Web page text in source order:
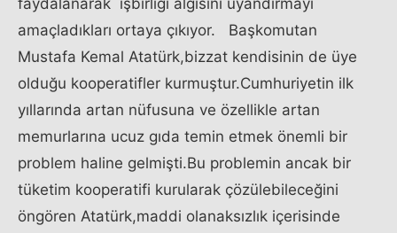
faydalanarak işbirliği algısını uyandırmayı
amaçladıkları ortaya çıkıyor. Başkomutan
Mustafa Kemal Atatürk,bizzat kendisinin de üye
olduğu kooperatifler kurmuştur.Cumhuriyetin ilk
yıllarında artan nüfusuna ve özellikle artan
memurlarına ucuz gıda temin etmek önemli bir
problem haline gelmişti.Bu problemin ancak bir
tüketim kooperatifi kurularak çözülebileceğini
öngören Atatürk,maddi olanaksızlık içerisinde